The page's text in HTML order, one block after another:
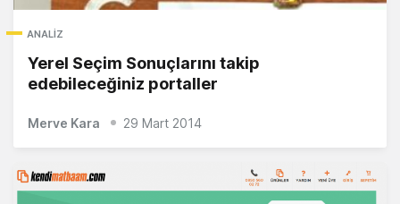
ANALIZ
Yerel Seçim Sonuçlarını takip
edebileceğiniz portaller
Merve Kara 29 Mart 2014